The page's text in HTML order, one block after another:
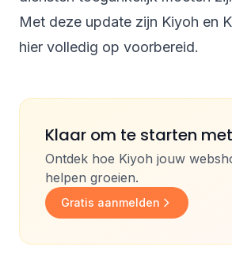
Met deze update zijn Kiyoh en
hier volledig op voorbereid.
Klaar om te starten
Ontdek hoe Kiyoh jouw
helpen groeien.
Gratis aanmelden